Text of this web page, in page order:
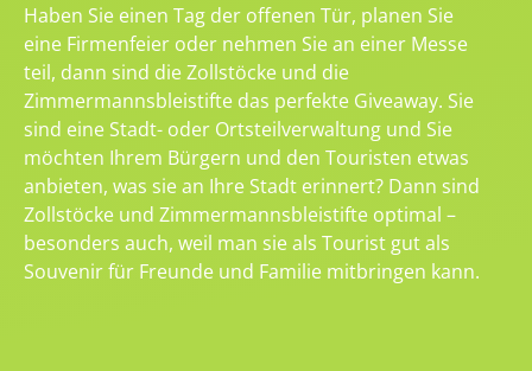
Haben Sie einen Tag der offenen Tür, planen Sie
eine Firmenfeier oder nehmen Sie an einer Messe
teil, dann sind die Zollstöcke und die
Zimmermannsbleistifte das perfekte Giveaway. Sie
sind eine Stadt- oder Ortsteilverwaltung und Sie
möchten Ihrem Bürgern und den Touristen etwas
anbieten, was sie an Ihre Stadt erinnert? Dann sind
Zollstöcke und Zimmermannsbleistifte optimal –
besonders auch, weil man sie als Tourist gut als
Souvenir für Freunde und Familie mitbringen kann.